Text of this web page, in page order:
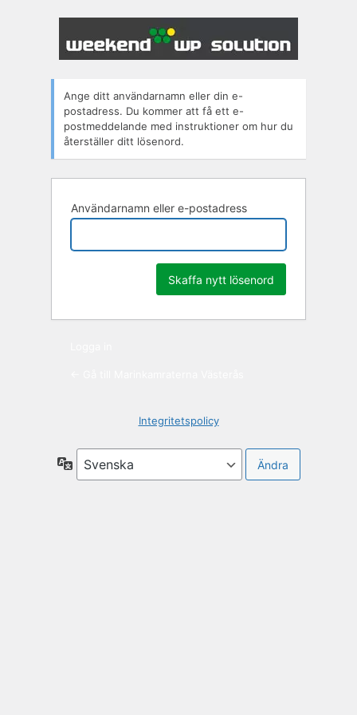
Glömt
lösenord
Ange ditt användarnamn eller din e-
postadress. Du kommer att få ett e-
postmeddelande med instruktioner om hur du
återställer ditt lösenord.
Användarnamn eller e-postadress
Integritetspolicy
Språk